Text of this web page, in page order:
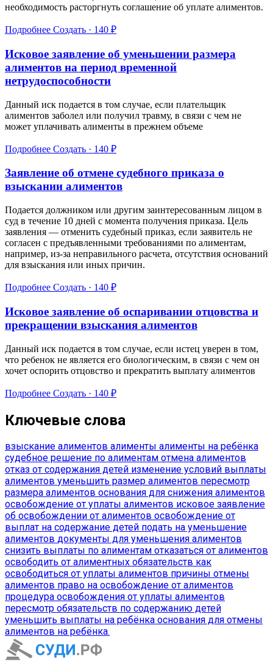
необходимость расторгнуть соглашение об уплате алиментов.
Подробнее Создать · 140 ₽
Исковое заявление об уменьшении размера
алиментов на период временной
нетрудоспособности
Данный иск подается в том случае, если плательщик
алиментов заболел или получил травму, в связи с чем не
может уплачивать алименты в прежнем объеме
Подробнее Создать · 140 ₽
Заявление об отмене судебного приказа о
взыскании алиментов
Подается должником или другим заинтересованным лицом в
суд в течение 10 дней с момента получения приказа. Цель
заявления — отменить судебный приказ, если заявитель не
согласен с предъявленными требованиями по алиментам,
например, из-за неправильного расчета, отсутствия оснований
для взыскания или иных причин.
Подробнее Создать · 140 ₽
Исковое заявление об оспаривании отцовства и
прекращении взыскания алиментов
Данный иск подается в том случае, если истец уверен в том,
что ребенок не является его биологическим, в связи с чем он
хочет оспорить отцовство и прекратить выплату алиментов
Подробнее Создать · 140 ₽
Ключевые слова
взыскание алиментов алименты алименты на ребёнка
судебное решение по алиментам отмена алиментов
отказ от содержания детей изменение условий выплаты
алиментов уменьшить размер алиментов пересмотр
размера алиментов основания для снижения алиментов
освобождение от уплаты алиментов исковое заявление
об освобождении от алиментов освобождение от
выплат на содержание детей подать на уменьшение
алиментов документы для уменьшения алиментов
снизить выплаты по алиментам отказаться от алиментов
освободить от алиментных обязательств как
освободиться от уплаты алиментов причины отмены
алиментов право на освобождение от алиментов
процедура освобождения от уплаты алиментов
пересмотр обязательств по содержанию детей
уменьшить выплаты на ребёнка основания для отмены
алиментов на ребёнка.